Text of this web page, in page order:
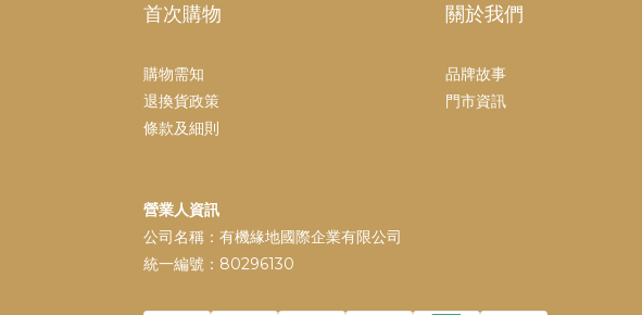
首次購物
購物需知
退換貨政策
條款及細則
營業人資訊
公司名稱：有機緣地國際企業有限公司
統一編號：80296130
關於我們
品牌故事
門市資訊